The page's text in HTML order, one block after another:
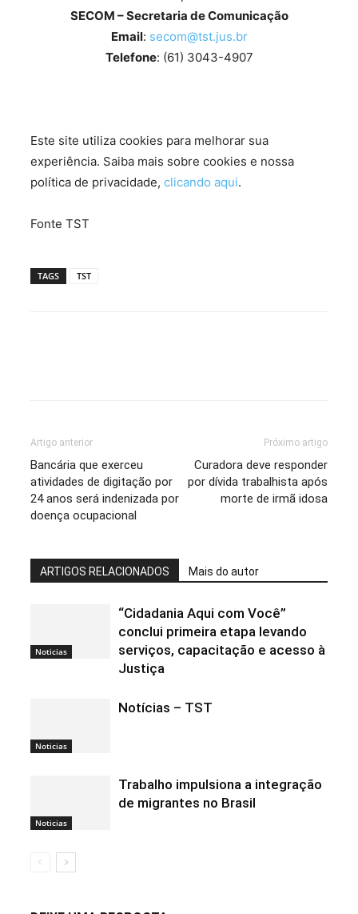
SECOM – Secretaria de Comunicação
Email: secom@tst.jus.br
Telefone: (61) 3043-4907
Este site utiliza cookies para melhorar sua
experiência. Saiba mais sobre cookies e nossa
política de privacidade, clicando aqui.
Fonte TST
TAGS TST
Artigo anterior
Bancária que exerceu
atividades de digitação por
24 anos será indenizada por
doença ocupacional
Próximo artigo
Curadora deve responder
por dívida trabalhista após
morte de irmã idosa
ARTIGOS RELACIONADOS Mais do autor
Noticias
“Cidadania Aqui com Você”
conclui primeira etapa levando
serviços, capacitação e acesso à
Justiça
Noticias
Notícias – TST
Noticias
Trabalho impulsiona a integração
de migrantes no Brasil